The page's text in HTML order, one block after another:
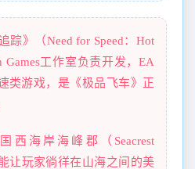
踪》（Need for Speed：Hot
Games工作室负责开发，EA
类游戏，是《极品飞车》正
西海岸海峰郡（Seacrest
让玩家徜徉在山海之间的美